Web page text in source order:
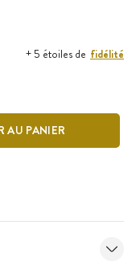
+ 5 étoiles de fidélité
AU PANIER